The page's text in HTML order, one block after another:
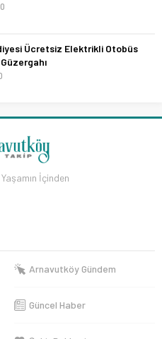
0
Ücretsiz Elektrikli Otobüs
İçinden
Arnavutköy Gündem
Güncel Haber